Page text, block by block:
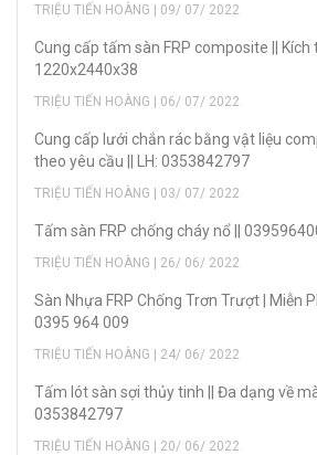
TRIỆU TIẾN HOÀNG | 09/ 07/ 2022
Cung cấp tấm sàn FRP composite || Kích
1220x2440x38
TRIỆU TIẾN HOÀNG | 06/ 07/ 2022
Cung cấp lưới chắn rác bằng vật liệu
theo yêu cầu || LH: 0353842797
TRIỆU TIẾN HOÀNG | 03/ 07/ 2022
Tấm sàn FRP chống cháy nổ ||
TRIỆU TIẾN HOÀNG | 26/ 06/ 2022
Sàn Nhựa FRP Chống Trơn Trượt | Miễn
0395 964 009
TRIỆU TIẾN HOÀNG | 24/ 06/ 2022
Tấm lót sàn sợi thủy tinh || Đa dạng về
0353842797
TRIỆU TIẾN HOÀNG | 20/ 06/ 2022